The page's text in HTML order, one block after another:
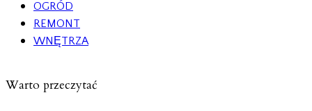
OGRÓD
REMONT
WNĘTRZA
Warto przeczytać